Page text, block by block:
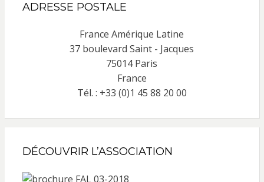
ADRESSE POSTALE
France Amérique Latine
37 boulevard Saint - Jacques
75014 Paris
France
Tél. : +33 (0)1 45 88 20 00
DÉCOUVRIR L’ASSOCIATION